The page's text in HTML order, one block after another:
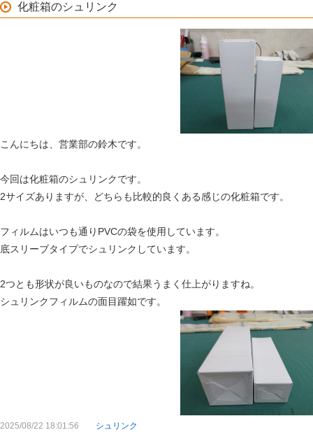
化粧箱のシュリンク
こんにちは、営業部の鈴木です。
今回は化粧箱のシュリンクです。
2サイズありますが、どちらも比較的良くある感じの化粧箱です。
フィルムはいつも通りPVCの袋を使用しています。
底スリーブタイプでシュリンクしています。
2つとも形状が良いものなので結果うまく仕上がりますね。
シュリンクフィルムの面目躍如です。
2025/08/22 18:01:56 シュリンク